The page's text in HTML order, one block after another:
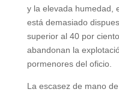
y la elevada humedad,
está demasiado
superior al 40 por
abandonan la
pormenores del oficio.
La escasez de mano